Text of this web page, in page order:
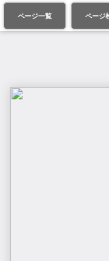
ページ一覧 ページ